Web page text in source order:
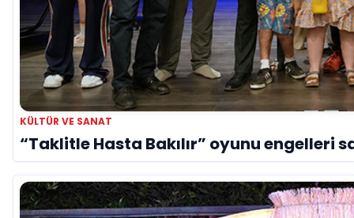
KÜLTÜR VE SANAT
“Taklitle Hasta Bakılır” oyunu engelleri